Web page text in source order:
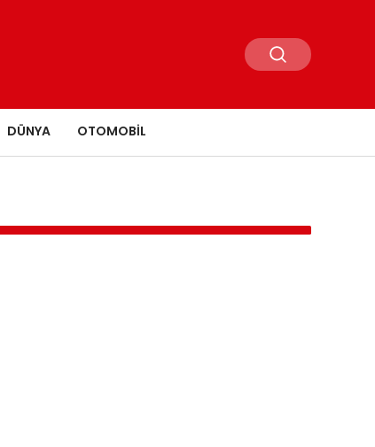
DÜNYA OTOMOBIL